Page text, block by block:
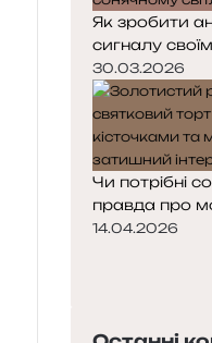
Як зробити
сигналу
30.03.2026
Чи потрібні
правда про
14.04.2026